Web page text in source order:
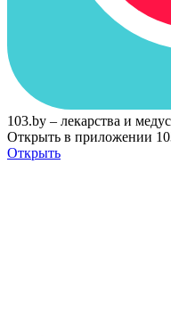
103.by – лекарства и
Открыть в приложении
Открыть